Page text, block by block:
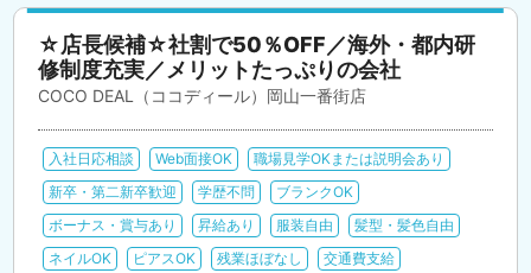
☆店長候補☆社割で50％OFF／海外・都内研
修制度充実／メリットたっぷりの会社
COCO DEAL（ココディール）岡山一番街店
入社日応相談 Web面接OK
職場見学OKまたは説明会あり
新卒・第二新卒歓迎
学歴不問
ブランクOK
ボーナス・賞与あり
昇給あり 服装自由
髪型・髪色自由
ネイルOK
ピアスOK 残業ほぼなし
交通費支給